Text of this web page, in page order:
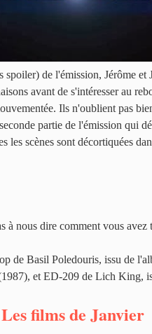
spoiler) de l'émission, Jérôme
avant de s'intéresser au
Ils n'oublient pas
partie de l'émission qui
les scènes sont décortiquées
à nous dire comment vous
de Basil Poledouris, issu de
et ED-209 de Lich King,
films de Janvier